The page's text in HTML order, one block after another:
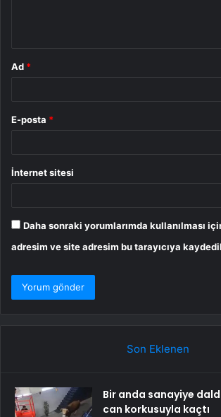
Ad *
E-posta *
İnternet sitesi
Daha sonraki yorumlarımda kullanılması
adresim ve site adresim bu tarayıcıya
Son Eklenen
Bir anda sanayiye
can korkusuyla kaçtı